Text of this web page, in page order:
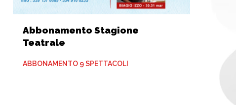
Abbonamento Stagione
Teatrale
ABBONAMENTO 9 SPETTACOLI